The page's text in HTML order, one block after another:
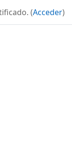
(Acceder)